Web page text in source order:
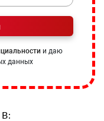
и даю
данных